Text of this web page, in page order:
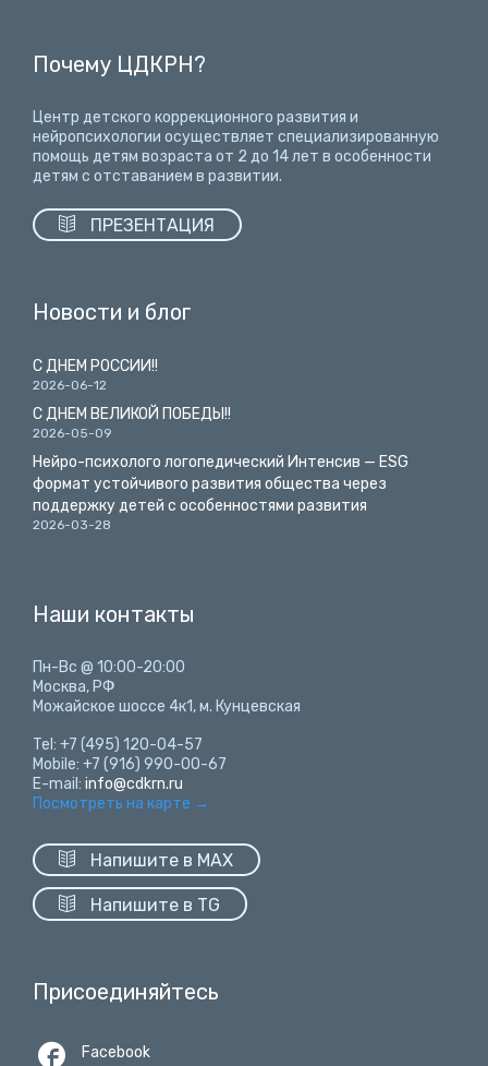
Почему ЦДКРН?
Центр детского коррекционного развития и
нейропсихологии осуществляет специализированную
помощь детям возраста от 2 до 14 лет в особенности
детям с отставанием в развитии.
 ПРЕЗЕНТАЦИЯ
Новости и блог
С ДНЕМ РОССИИ!!
2026-06-12
С ДНЕМ ВЕЛИКОЙ ПОБЕДЫ!!
2026-05-09
Нейро-психолого логопедический Интенсив — ESG
формат устойчивого развития общества через
поддержку детей с особенностями развития
2026-03-28
Наши контакты
Пн-Вс @ 10:00-20:00
Москва, РФ
Можайское шоссе 4к1, м. Кунцевская
Tel: +7 (495) 120-04-57
Mobile: +7 (916) 990-00-67
E-mail: info@cdkrn.ru
Посмотреть на карте →
 Напишите в MAX
 Напишите в TG
Присоединяйтесь
 Facebook